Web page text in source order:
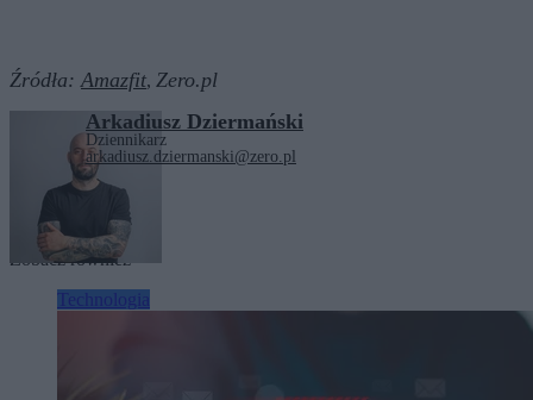
Źródła:Amazfit, Zero.pl
Arkadiusz Dziermański
Dziennikarz
arkadiusz.dziermanski@zero.pl
Tagi:technologia
Zobacz również
Technologia